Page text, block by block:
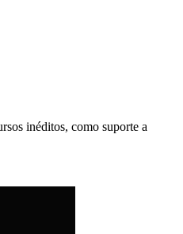
inéditos, como suporte a